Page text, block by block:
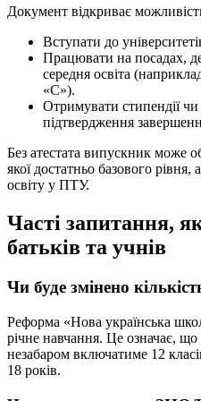
Документ відкриває
Вступати до
Працювати на посадах,
середня освіта
«С»).
Отримувати стипендії
підтвердження
Без атестата випускник може
якої достатньо базового
освіту у ПТУ.
Часті запитання,
батьків та учнів
Чи буде змінено
Реформа «Нова українська
річне навчання. Це означає, що
незабаром включатиме 12
18 років.